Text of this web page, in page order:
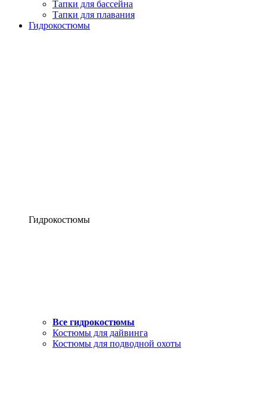
Тапки для бассейна
Тапки для плавания
Гидрокостюмы
Гидрокостюмы
Все гидрокостюмы
Костюмы для дайвинга
Костюмы для подводной охоты